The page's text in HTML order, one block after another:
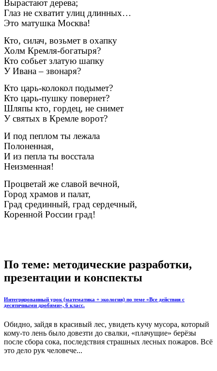
Вырастают дерева;
Глаз не схватит улиц длинных…
Это матушка Москва!
Кто, силач, возьмет в охапку
Холм Кремля-богатыря?
Кто собьет златую шапку
У Ивана – звонаря?
Кто царь-колокол подымет?
Кто царь-пушку повернет?
Шляпы кто, гордец, не снимет
У святых в Кремле ворот?
И под пеплом ты лежала
Полоненная,
И из пепла ты восстала
Неизменная!
Процветай же славой вечной,
Город храмов и палат,
Град срединный, град сердечный,
Коренной России град!
По теме: методические разработки,
презентации и конспекты
Интегрированный урок (математика + экология) по теме «Все действия с
десятичными дробями», 6 класс.
Обидно, зайдя в красивый лес, увидеть кучу мусора, который
кому-то лень было довезти до свалки, «плачущие» берёзы
после сбора сока, последствия страшных лесных пожаров. Всё
это дело рук человече...